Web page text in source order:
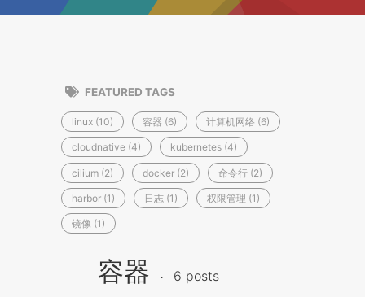
FEATURED TAGS
linux (10) 容器 (6) 计算机网络 (6)
cloudnative (4) kubernetes (4)
cilium (2) docker (2) 命令行 (2)
harbor (1) 日志 (1) 权限管理 (1)
镜像 (1)
容器 6 posts